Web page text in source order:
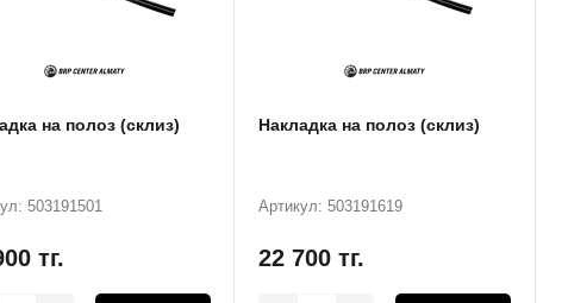
на полоз (склиз)
503191501
тг.
Накладка на полоз (склиз)
Артикул: 503191619
22 700 тг.